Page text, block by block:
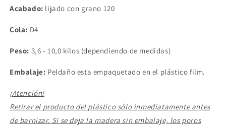
Acabado: lijado con grano 120
Cola: D4
Peso: 3,6 - 10,0 kilos (dependiendo de medidas)
Embalaje: Peldaño esta empaquetado en el plástico film.
¡Atención!
Retirar el producto del plástico sólo inmediatamente antes
de barnizar. Si se deja la madera sin embalaje, los poros